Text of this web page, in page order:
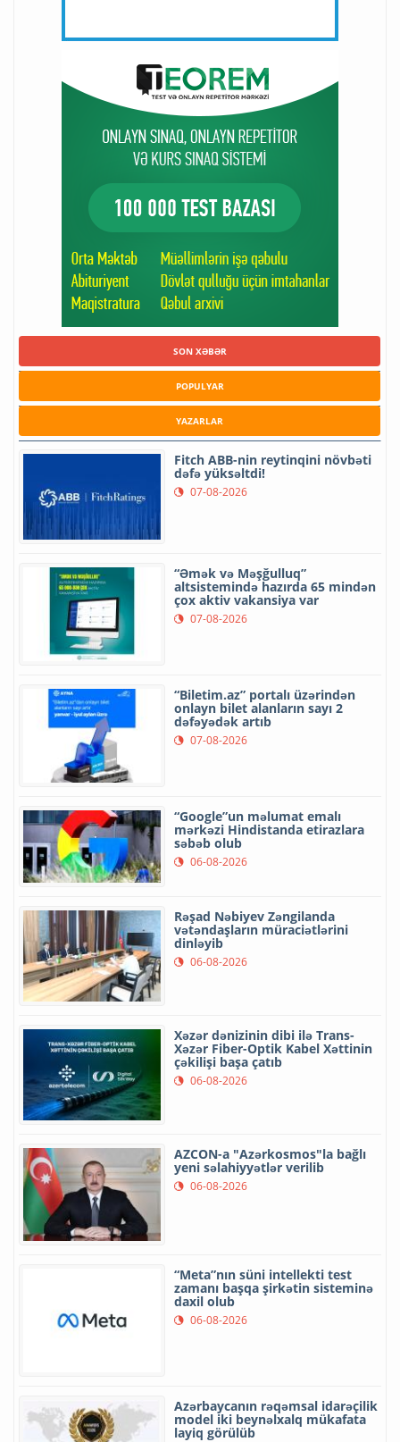
SON XƏBƏR
POPULYAR
YAZARLAR
Fitch ABB-nin reytinqini növbəti
dəfə yüksəltdi!
07-08-2026
“Əmək və Məşğulluq”
altsistemində hazırda 65 mindən
çox aktiv vakansiya var
07-08-2026
“Biletim.az” portalı üzərindən
onlayn bilet alanların sayı 2
dəfəyədək artıb
07-08-2026
“Google”un məlumat emalı
mərkəzi Hindistanda etirazlara
səbəb olub
06-08-2026
Rəşad Nəbiyev Zəngilanda
vətəndaşların müraciətlərini
dinləyib
06-08-2026
Xəzər dənizinin dibi ilə Trans-
Xəzər Fiber-Optik Kabel Xəttinin
çəkilişi başa çatıb
06-08-2026
AZCON-a "Azərkosmos"la bağlı
yeni səlahiyyətlər verilib
06-08-2026
“Meta”nın süni intellekti test
zamanı başqa şirkətin sisteminə
daxil olub
06-08-2026
Azərbaycanın rəqəmsal idarəçilik
model iki beynəlxalq mükafata
layiq görülüb